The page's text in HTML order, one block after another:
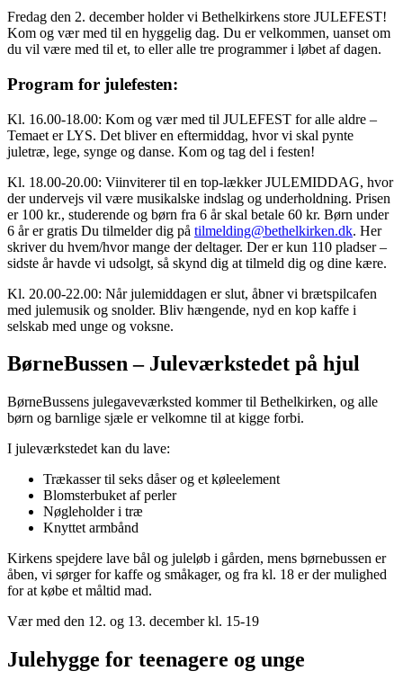
Fredag den 2. december holder vi Bethelkirkens store JULEFEST!
Kom og vær med til en hyggelig dag. Du er velkommen, uanset om
du vil være med til et, to eller alle tre programmer i løbet af dagen.
Program for julefesten:
Kl. 16.00-18.00: Kom og vær med til JULEFEST for alle aldre –
Temaet er LYS. Det bliver en eftermiddag, hvor vi skal pynte
juletræ, lege, synge og danse. Kom og tag del i festen!
Kl. 18.00-20.00: Viinviterer til en top-lækker JULEMIDDAG, hvor
der undervejs vil være musikalske indslag og underholdning. Prisen
er 100 kr., studerende og børn fra 6 år skal betale 60 kr. Børn under
6 år er gratis Du tilmelder dig på tilmelding@bethelkirken.dk. Her
skriver du hvem/hvor mange der deltager. Der er kun 110 pladser –
sidste år havde vi udsolgt, så skynd dig at tilmeld dig og dine kære.
Kl. 20.00-22.00: Når julemiddagen er slut, åbner vi brætspilcafen
med julemusik og snolder. Bliv hængende, nyd en kop kaffe i
selskab med unge og voksne.
BørneBussen – Juleværkstedet på hjul
BørneBussens julegaveværksted kommer til Bethelkirken, og alle
børn og barnlige sjæle er velkomne til at kigge forbi.
I juleværkstedet kan du lave:
Trækasser til seks dåser og et køleelement
Blomsterbuket af perler
Nøgleholder i træ
Knyttet armbånd
Kirkens spejdere lave bål og juleløb i gården, mens børnebussen er
åben, vi sørger for kaffe og småkager, og fra kl. 18 er der mulighed
for at købe et måltid mad.
Vær med den 12. og 13. december kl. 15-19
Julehygge for teenagere og unge